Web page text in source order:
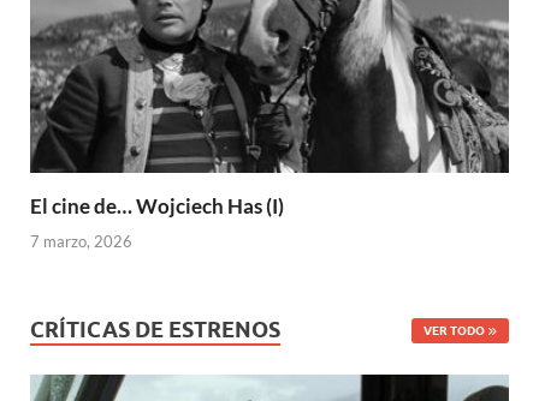
El cine de… Wojciech Has (I)
7 marzo, 2026
CRÍTICAS DE ESTRENOS VER TODO